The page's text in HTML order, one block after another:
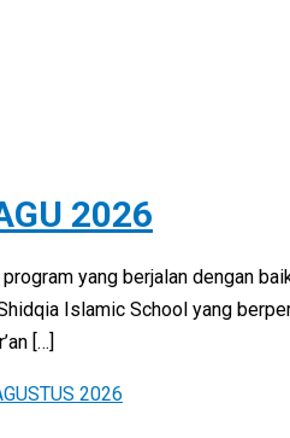
2026
yang berjalan dengan
Islamic School yang
[…]